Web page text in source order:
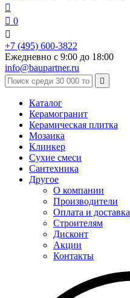

 0

+7 (495) 600-3822
Ежедневно с 9:00 до 18:00
info@baupartner.ru

Каталог
Керамогранит
Керамическая плитка
Мозаика
Клинкер
Сухие смеси
Сантехника
Другое
О компании
Производители
Оплата и доставка
Строителям
Дисконт
Акции
Контакты